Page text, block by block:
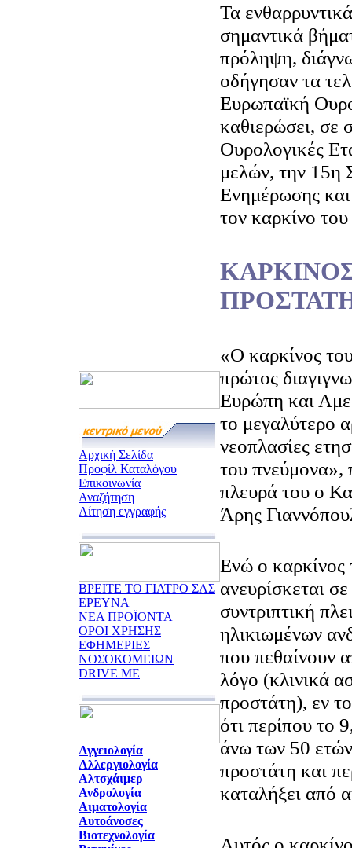
Αρχική Σελίδα
Προφίλ Καταλόγου
Επικοινωνία
Αναζήτηση
Αίτηση εγγραφής
ΒΡΕΙΤΕ ΤΟ ΓΙΑΤΡΟ ΣΑΣ
ΕΡΕΥΝΑ
ΝΕΑ ΠΡΟΪΟΝΤΑ
ΟΡΟΙ ΧΡΗΣΗΣ
ΕΦΗΜΕΡΙΕΣ
ΝΟΣΟΚΟΜΕΙΩΝ
DRIVE ME
Αγγειολογία
Αλλεργιολογία
Αλτσχάιμερ
Ανδρολογία
Αιματολογία
Αυτοάνοσες
Βιοτεχνολογία
Τα
σημαντικά
πρόληψη,
οδήγησαν τα
Ευρωπαϊκή
καθιερώσει, σε
Ουρολογικές
μελών, την 15η
Ενημέρωσης
τον καρκίνο
«Ο καρκίνος
πρώτος
Ευρώπη και
το μεγαλύτερο
νεοπλασίες
του πνεύμονα»,
πλευρά του ο
Άρης
Ενώ ο καρκίνος
ανευρίσκεται
συντριπτική
ηλικιωμένων
που πεθαίνουν
λόγο (κλινικά
προστάτη), εν
ότι περίπου το
άνω των 50
προστάτη και
καταλήξει από